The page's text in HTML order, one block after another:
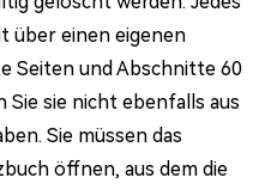
über einen eigenen
Seiten und Abschnitte 60
Sie sie nicht ebenfalls aus
Sie müssen das
öffnen, aus dem die